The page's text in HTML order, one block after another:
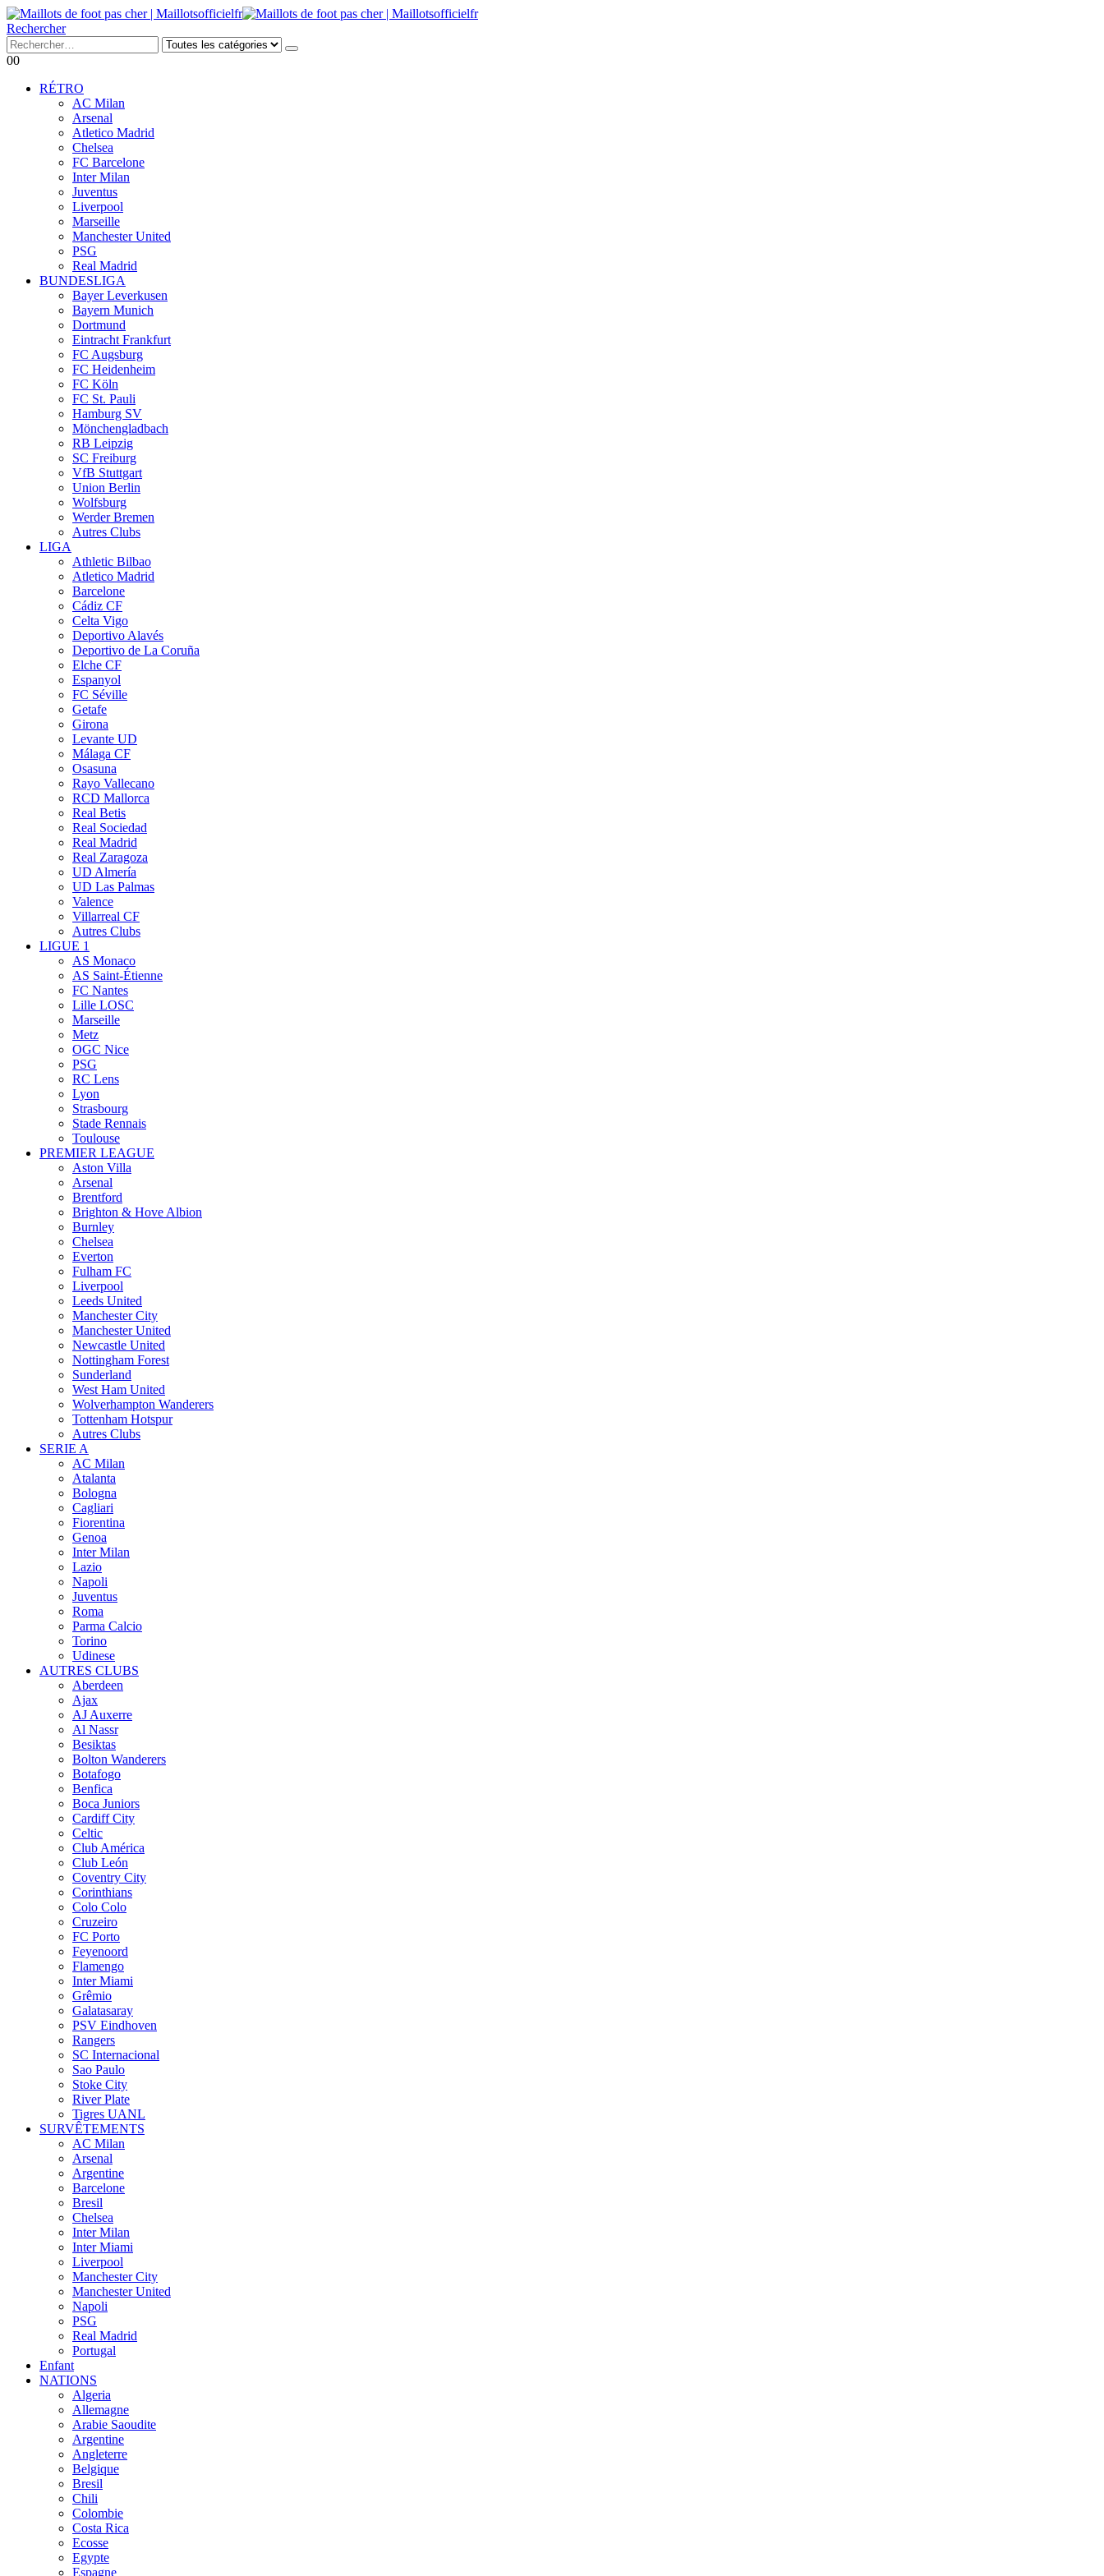
Rechercher
00
RÉTRO
AC Milan
Arsenal
Atletico Madrid
Chelsea
FC Barcelone
Inter Milan
Juventus
Liverpool
Marseille
Manchester United
PSG
Real Madrid
BUNDESLIGA
Bayer Leverkusen
Bayern Munich
Dortmund
Eintracht Frankfurt
FC Augsburg
FC Heidenheim
FC Köln
FC St. Pauli
Hamburg SV
Mönchengladbach
RB Leipzig
SC Freiburg
VfB Stuttgart
Union Berlin
Wolfsburg
Werder Bremen
Autres Clubs
LIGA
Athletic Bilbao
Atletico Madrid
Barcelone
Cádiz CF
Celta Vigo
Deportivo Alavés
Deportivo de La Coruña
Elche CF
Espanyol
FC Séville
Getafe
Girona
Levante UD
Málaga CF
Osasuna
Rayo Vallecano
RCD Mallorca
Real Betis
Real Sociedad
Real Madrid
Real Zaragoza
UD Almería
UD Las Palmas
Valence
Villarreal CF
Autres Clubs
LIGUE 1
AS Monaco
AS Saint-Étienne
FC Nantes
Lille LOSC
Marseille
Metz
OGC Nice
PSG
RC Lens
Lyon
Strasbourg
Stade Rennais
Toulouse
PREMIER LEAGUE
Aston Villa
Arsenal
Brentford
Brighton & Hove Albion
Burnley
Chelsea
Everton
Fulham FC
Liverpool
Leeds United
Manchester City
Manchester United
Newcastle United
Nottingham Forest
Sunderland
West Ham United
Wolverhampton Wanderers
Tottenham Hotspur
Autres Clubs
SERIE A
AC Milan
Atalanta
Bologna
Cagliari
Fiorentina
Genoa
Inter Milan
Lazio
Napoli
Juventus
Roma
Parma Calcio
Torino
Udinese
AUTRES CLUBS
Aberdeen
Ajax
AJ Auxerre
Al Nassr
Besiktas
Bolton Wanderers
Botafogo
Benfica
Boca Juniors
Cardiff City
Celtic
Club América
Club León
Coventry City
Corinthians
Colo Colo
Cruzeiro
FC Porto
Feyenoord
Flamengo
Inter Miami
Grêmio
Galatasaray
PSV Eindhoven
Rangers
SC Internacional
Sao Paulo
Stoke City
River Plate
Tigres UANL
SURVÊTEMENTS
AC Milan
Arsenal
Argentine
Barcelone
Bresil
Chelsea
Inter Milan
Inter Miami
Liverpool
Manchester City
Manchester United
Napoli
PSG
Real Madrid
Portugal
Enfant
NATIONS
Algeria
Allemagne
Arabie Saoudite
Argentine
Angleterre
Belgique
Bresil
Chili
Colombie
Costa Rica
Ecosse
Egypte
Espagne